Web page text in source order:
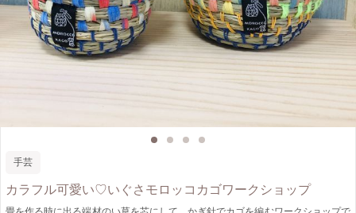
手芸
カラフル可愛い♡いぐさモロッコカゴワークショップ